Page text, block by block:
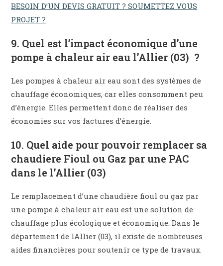
BESOIN D’UN DEVIS GRATUIT ? SOUMETTEZ VOUS
PROJET ?
9. Quel est l’impact économique d’une
pompe à chaleur air eau l’Allier (03) ?
Les pompes à chaleur air eau sont des systèmes de
chauffage économiques, car elles consomment peu
d’énergie. Elles permettent donc de réaliser des
économies sur vos factures d’énergie.
10. Quel aide pour pouvoir remplacer sa
chaudiere Fioul ou Gaz par une PAC
dans le l’Allier (03)
Le remplacement d’une chaudière fioul ou gaz par
une pompe à chaleur air eau est une solution de
chauffage plus écologique et économique. Dans le
département de lAllier (03), il existe de nombreuses
aides financières pour soutenir ce type de travaux.